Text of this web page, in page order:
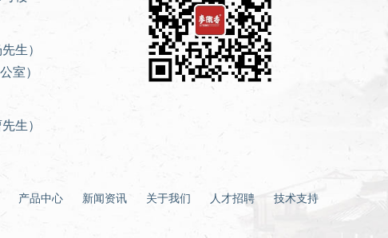
生）
室）
生）
产品中心 新闻资讯 关于我们 人才招聘 技术支持